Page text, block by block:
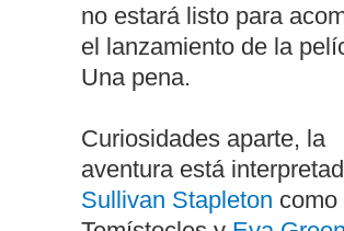
no estará listo para
el lanzamiento de la
Una pena.
Curiosidades aparte, la
aventura está
Sullivan Stapleton como